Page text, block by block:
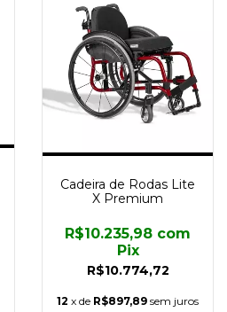
Cadeira de Rodas Lite
X Premium
R$10.774,72
R$10.235,98 com
Pix
12 x de R$897,89 sem juros